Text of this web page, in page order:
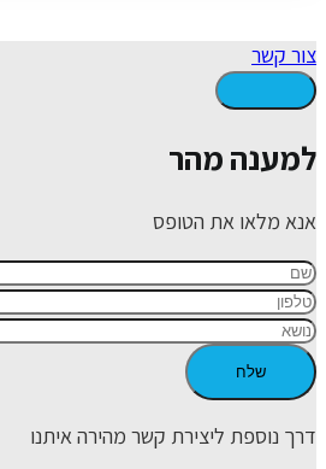
צור קשר
למענה מהר
אנא מלאו את הטופס
דרך נוספת ליצירת קשר מהירה איתנו